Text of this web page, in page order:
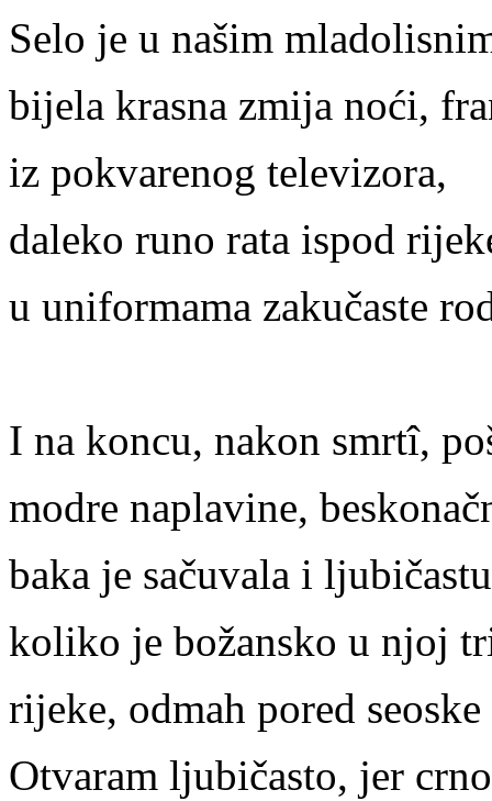
Selo je u našim
bijela krasna zmija noći,
iz pokvarenog televizora,
daleko runo rata ispod
u uniformama zakučaste
I na koncu, nakon smrtî,
modre naplavine,
baka je sačuvala i
koliko je božansko u njoj
rijeke, odmah pored seoske
Otvaram ljubičasto, jer